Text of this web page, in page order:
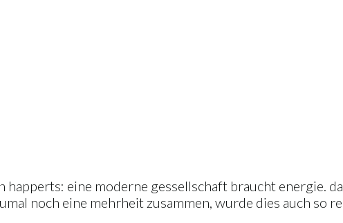
eine moderne gessellschaft braucht energie.
noch eine mehrheit zusammen, wurde dies auch so